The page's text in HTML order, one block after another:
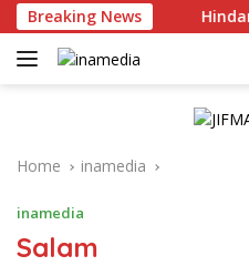
Skip
to
content
Breaking News
Bersuara Hindari
Home inamedia
inamedia
Salam